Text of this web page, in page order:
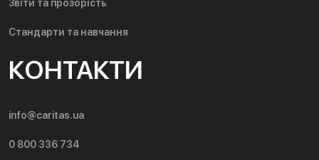
Звіти та прозорість
Стандарти та навчання
КОНТАКТИ
info@caritas.ua
0 800 336 734